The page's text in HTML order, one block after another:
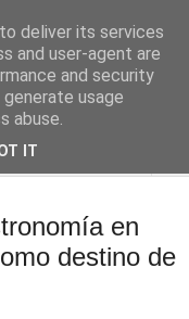
la Gastronomía
en
destino de
deliver its services
and user-agent are
and security
usage
abuse.
IT